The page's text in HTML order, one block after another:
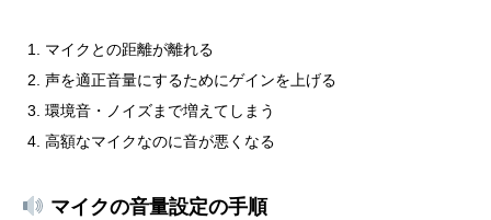
マイクとの距離が離れる
声を適正音量にするためにゲインを上げる
環境音・ノイズまで増えてしまう
高額なマイクなのに音が悪くなる
マイクの音量設定の手順